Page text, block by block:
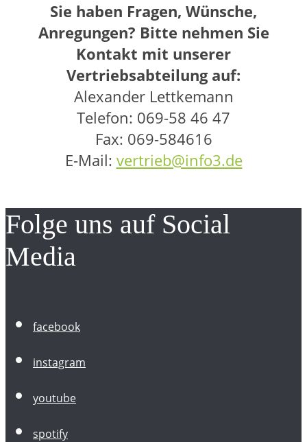
Sie haben Fragen, Wünsche,
Anregungen? Bitte nehmen Sie
Kontakt mit unserer
Vertriebsabteilung auf:
Alexander Lettkemann
Telefon: 069-58 46 47
Fax: 069-584616
E-Mail: vertrieb@info3.de
Folge uns auf Social
Media
facebook
instagram
youtube
spotify